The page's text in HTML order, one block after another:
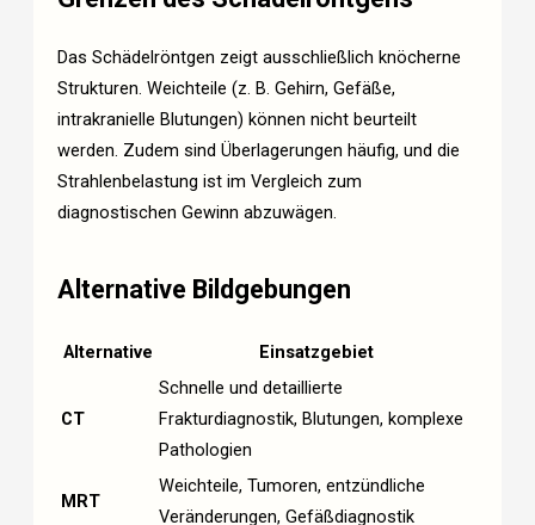
Das Schädelröntgen zeigt ausschließlich knöcherne
Strukturen. Weichteile (z. B. Gehirn, Gefäße,
intrakranielle Blutungen) können nicht beurteilt
werden. Zudem sind Überlagerungen häufig, und die
Strahlenbelastung ist im Vergleich zum
diagnostischen Gewinn abzuwägen.
Alternative Bildgebungen
Alternative Einsatzgebiet
CT
Schnelle und detaillierte
Frakturdiagnostik, Blutungen, komplexe
Pathologien
MRT
Weichteile, Tumoren, entzündliche
Veränderungen, Gefäßdiagnostik